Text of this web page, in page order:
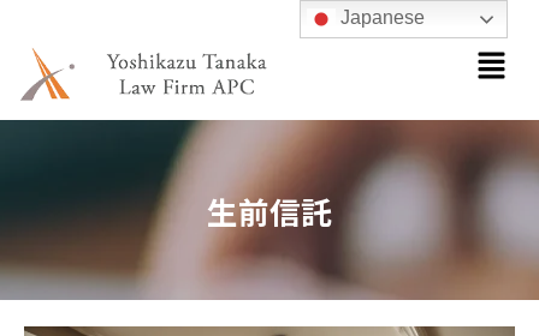
メ
ニ
ー
生前信託
Japanese